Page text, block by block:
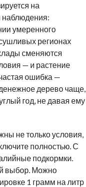
на
наблюдения:
умеренного
регионах
сменяются
— и растение
ошибка —
дерево чаще,
год, не давая ему
не только условия,
полностью. С
подкормки.
выбор. Можно
1 грамм на литр